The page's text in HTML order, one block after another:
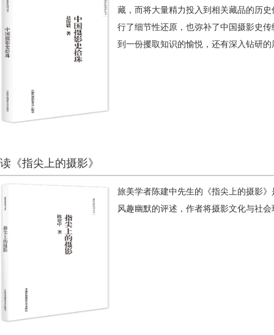
藏，而将大量精力投入到相关藏品的历
行了细节性还原，也弥补了中国摄影史
到一份攫取知识的愉悦，还有深入钻研
读《指尖上的摄影》
旅美学者陈建中先生的《指尖上的摄影
风趣幽默的评述，作者将摄影文化与社